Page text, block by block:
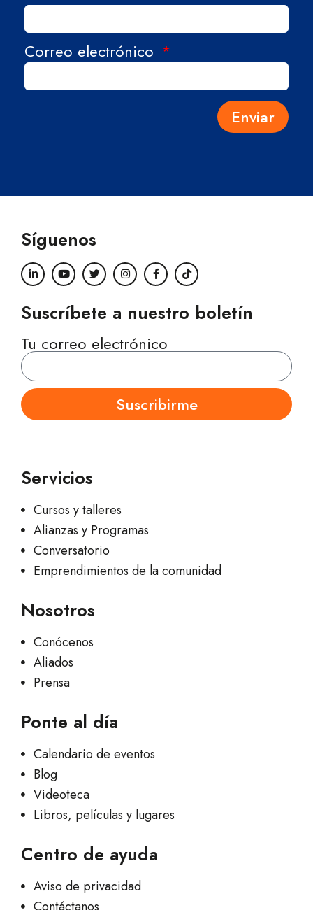
Correo electrónico
Enviar
Síguenos
Suscríbete a nuestro boletín
Tu correo electrónico
Suscribirme
Servicios
Cursos y talleres
Alianzas y Programas
Conversatorio
Emprendimientos de la comunidad
Nosotros
Conócenos
Aliados
Prensa
Ponte al día
Calendario de eventos
Blog
Videoteca
Libros, películas y lugares
Centro de ayuda
Aviso de privacidad
Contáctanos